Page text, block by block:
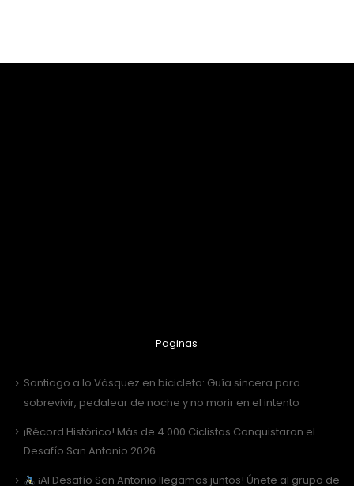
Paginas
Santiago a lo Vásquez en bicicleta: Guía sincera para
sobrevivir, pedalear de noche y no morir en el intento
¡Récord Histórico! Más de 4.000 Ciclistas Conquistaron el
Desafío San Antonio 2026
¡Al Desafío San Antonio llegamos juntos! Únete al grupo de